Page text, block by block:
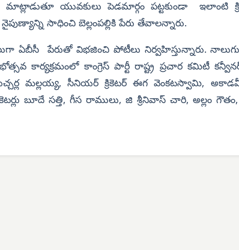
యువకులు పెడమార్గం పట్టకుండా ఇలాంటి
సాధించి బెల్లంపల్లికి పేరు తేవాలన్నారు.
ఏబీసీ పేరుతో విభజించి పోటీలు నిర్వహిస్తున్నారు.
కార్యక్రమంలో కాంగ్రెస్ పార్టీ రాష్ట్ర ప్రచార కమిటీ
ముచ్చర్ల మల్లయ్య, సీనియర్ క్రికెటర్ ఈగ వెంకటస్వామి,
బూదే సత్తి, గీస రాములు, జి శ్రీనివాస్ చారి, అల్లం